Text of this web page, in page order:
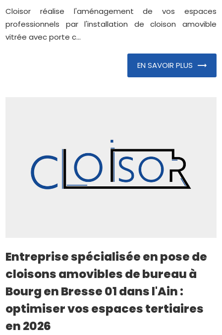
Cloisor réalise l'aménagement de vos espaces
professionnels par l'installation de cloison amovible
vitrée avec porte c...
EN SAVOIR PLUS
Entreprise spécialisée en pose de
cloisons amovibles de bureau à
Bourg en Bresse 01 dans l'Ain :
optimiser vos espaces tertiaires
en 2026